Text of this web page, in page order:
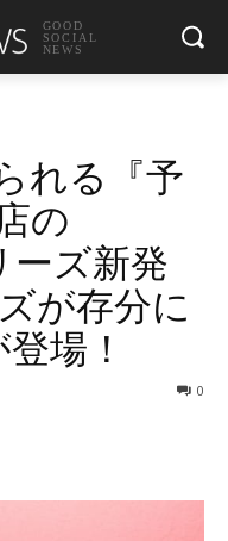
GOOD
SOCIAL
NEWS
れる『予
の
ーズ新発
が存分に
場！
0